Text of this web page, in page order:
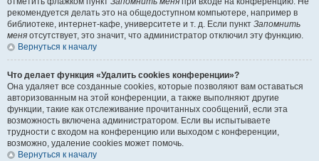
рекомендуется делать это на общедоступном компьютере, например в
библиотеке, интернет-кафе, университете и т. д. Если пункт Запомнить
меня отсутствует, это значит, что администратор отключил эту функцию.
Вернуться к началу
Что делает функция «Удалить cookies конференции»?
Она удаляет все созданные cookies, которые позволяют вам оставаться
авторизованным на этой конференции, а также выполняют другие
функции, такие как отслеживание прочитанных сообщений, если эта
возможность включена администратором. Если вы испытываете
трудности с входом на конференцию или выходом с конференции,
возможно, удаление cookies может помочь.
Вернуться к началу